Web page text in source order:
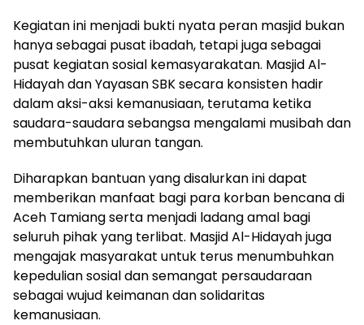
Kegiatan ini menjadi bukti nyata peran masjid bukan
hanya sebagai pusat ibadah, tetapi juga sebagai
pusat kegiatan sosial kemasyarakatan. Masjid Al-
Hidayah dan Yayasan SBK secara konsisten hadir
dalam aksi-aksi kemanusiaan, terutama ketika
saudara-saudara sebangsa mengalami musibah dan
membutuhkan uluran tangan.
Diharapkan bantuan yang disalurkan ini dapat
memberikan manfaat bagi para korban bencana di
Aceh Tamiang serta menjadi ladang amal bagi
seluruh pihak yang terlibat. Masjid Al-Hidayah juga
mengajak masyarakat untuk terus menumbuhkan
kepedulian sosial dan semangat persaudaraan
sebagai wujud keimanan dan solidaritas
kemanusiaan.